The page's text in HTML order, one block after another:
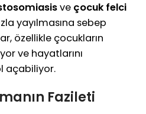
ve çocuk felci
yayılmasına sebep
özellikle çocukların
ve hayatlarını
açabiliyor.
Fazileti